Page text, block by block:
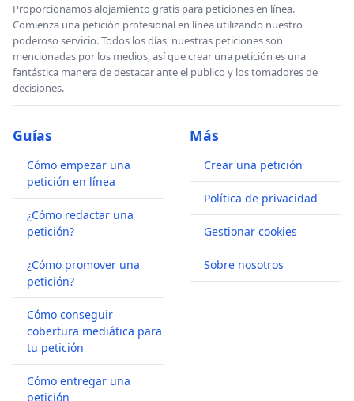
Proporcionamos alojamiento gratis para peticiones en línea.
Comienza una petición profesional en línea utilizando nuestro
poderoso servicio. Todos los días, nuestras peticiones son
mencionadas por los medios, así que crear una petición es una
fantástica manera de destacar ante el publico y los tomadores de
decisiones.
Guías
Cómo empezar una
petición en línea
¿Cómo redactar una
petición?
¿Cómo promover una
petición?
Cómo conseguir
cobertura mediática para
tu petición
Cómo entregar una
petición
Más
Crear una petición
Política de privacidad
Gestionar cookies
Sobre nosotros